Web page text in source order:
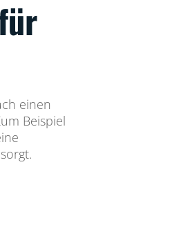
einen
Beispiel